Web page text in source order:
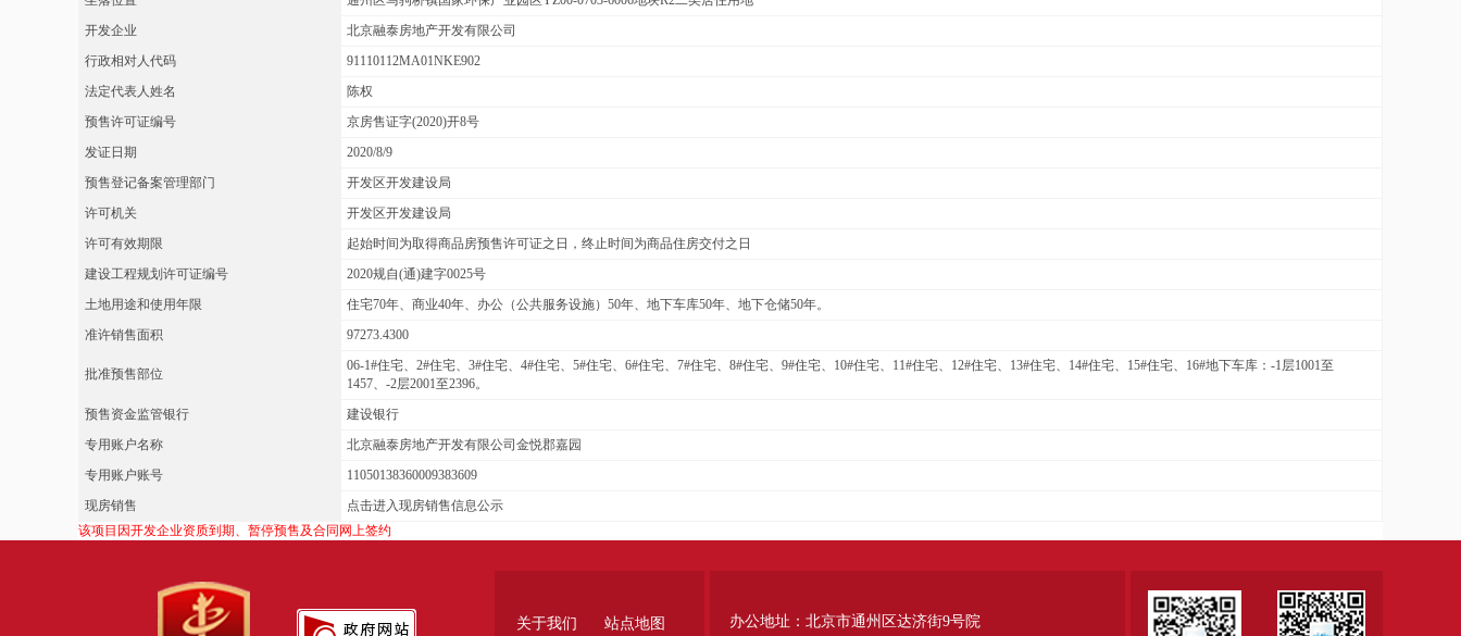
开发企业
北京融泰房地产开发有限公司
行政相对人代码
91110112MA01NKE902
法定代表人姓名
陈权
预售许可证编号
京房售证字(2020)开8号
发证日期
2020/8/9
预售登记备案管理部门
开发区开发建设局
许可机关
开发区开发建设局
许可有效期限
起始时间为取得商品房预售许可证之日，终止时间为商品住房交付之日
建设工程规划许可证编号
2020规自(通)建字0025号
土地用途和使用年限
住宅70年、商业40年、办公（公共服务设施）50年、地下车库50年、地下仓储50年。
准许销售面积
97273.4300
批准预售部位
06-1#住宅、2#住宅、3#住宅、4#住宅、5#住宅、6#住宅、7#住宅、8#住宅、9#住宅、10#住宅、11#住宅、12#住宅、13#住宅、14#住宅、15#住宅、16#地下车库：-1层1001至
1457、-2层2001至2396。
预售资金监管银行
建设银行
专用账户名称
北京融泰房地产开发有限公司金悦郡嘉园
专用账户账号
11050138360009383609
现房销售
点击进入现房销售信息公示
该项目因开发企业资质到期、暂停预售及合同网上签约
关于我们 站点地图 办公地址：北京市通州区达济街9号院